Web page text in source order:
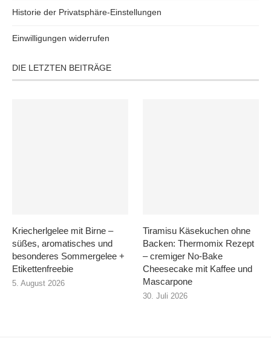
Historie der Privatsphäre-Einstellungen
Einwilligungen widerrufen
DIE LETZTEN BEITRÄGE
Kriecherlgelee mit Birne –
süßes, aromatisches und
besonderes Sommergelee +
Etikettenfreebie
5. August 2026
Tiramisu Käsekuchen ohne
Backen: Thermomix Rezept
– cremiger No-Bake
Cheesecake mit Kaffee und
Mascarpone
30. Juli 2026